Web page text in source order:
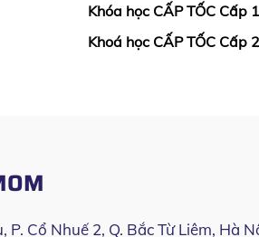
Khóa học CẤP TỐC Cấp 1
Khoá học CẤP TỐC Cấp 2
Cổ Nhuế 2, Q. Bắc Từ Liêm, Hà